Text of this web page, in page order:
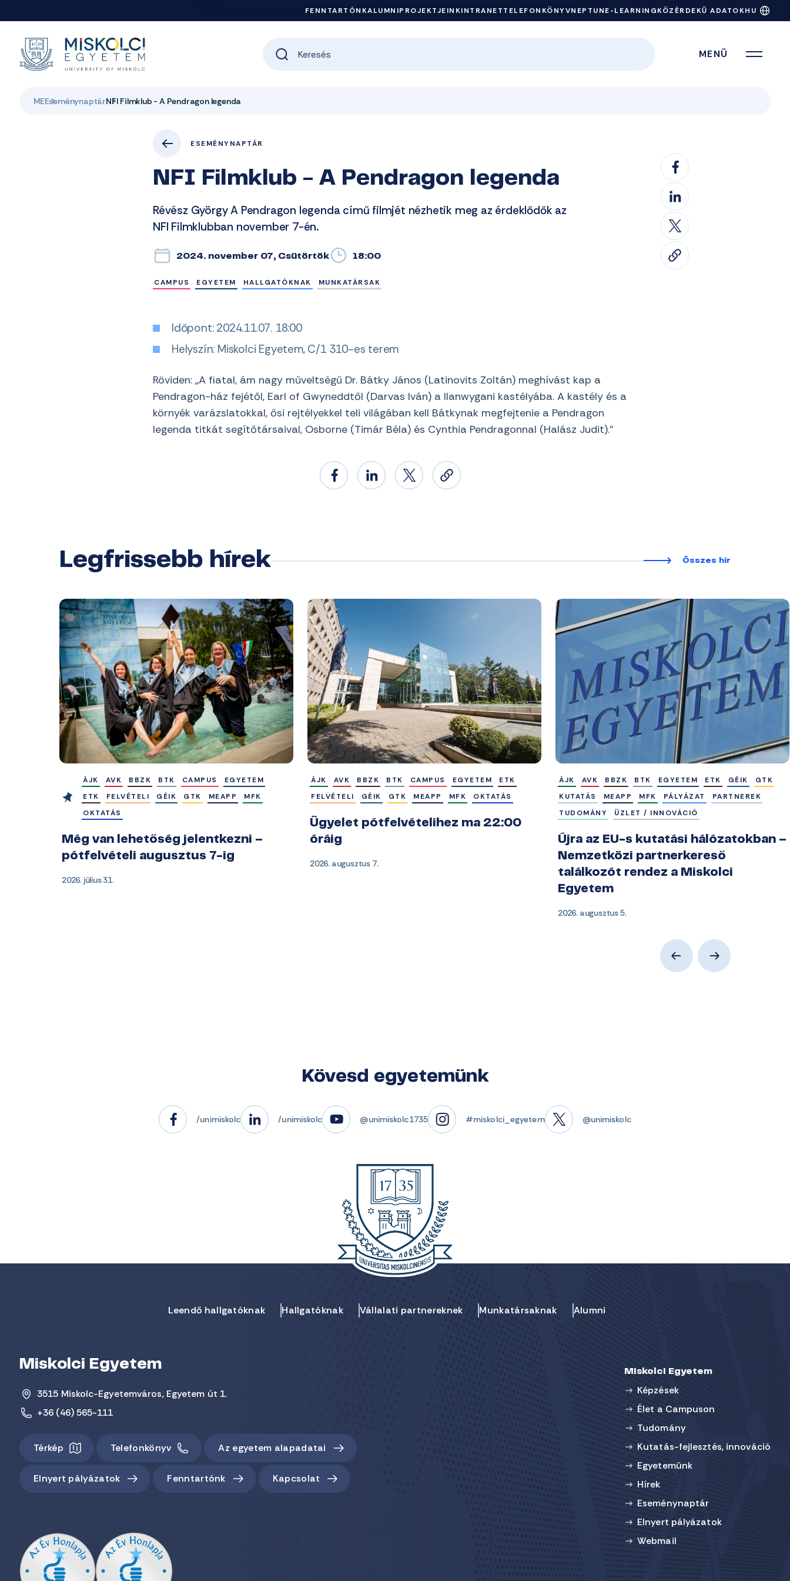
FENNTARTÓNKALUMNIPROJEKTJEINKINTRANETTELEFONKÖNYVNEPTUNE-LEARNINGKÖZÉRDEKŰ ADATOKHU
MENÜ
MEEseménynaptárNFI Filmklub - A Pendragon legenda
ESEMÉNYNAPTÁR
NFI Filmklub - A Pendragon legenda
Révész György A Pendragon legenda című filmjét nézhetik meg az érdeklődők az
NFI Filmklubban november 7-én.
2024. november 07, Csütörtök 18:00
CAMPUS EGYETEM HALLGATÓKNAK MUNKATÁRSAK
Időpont: 2024.11.07. 18:00
Helyszín: Miskolci Egyetem, C/1 310-es terem
Röviden: „A fiatal, ám nagy műveltségű Dr. Bátky János (Latinovits Zoltán) meghívást kap a
Pendragon-ház fejétől, Earl of Gwyneddtől (Darvas Iván) a llanwygani kastélyába. A kastély és a
környék varázslatokkal, ősi rejtélyekkel teli világában kell Bátkynak megfejtenie a Pendragon
legenda titkát segítőtársaival, Osborne (Timár Béla) és Cynthia Pendragonnal (Halász Judit).”
Legfrissebb hírek Összes hír
ÁJK AVK BBZK BTK CAMPUS
EGYETEM
ETK
FELVÉTELI GÉIK GTK MEAPP
MFK
OKTATÁS
Még van lehetőség jelentkezni –
pótfelvételi augusztus 7-ig
2026. július 31.
ÁJK AVK BBZK BTK CAMPUS EGYETEM
ETK
FELVÉTELI
GÉIK GTK MEAPP MFK OKTATÁS
Ügyelet pótfelvételihez ma 22:00
óráig
2026. augusztus 7.
ÁJK AVK BBZK BTK EGYETEM ETK GÉIK
GTK
KUTATÁS
MEAPP MFK PÁLYÁZAT
PARTNEREK
TUDOMÁNY
ÜZLET / INNOVÁCIÓ
Újra az EU-s kutatási hálózatokban –
Nemzetközi partnerkereső
találkozót rendez a Miskolci
Egyetem
2026. augusztus 5.
Kövesd egyetemünk
/unimiskolc /unimiskolc @unimiskolc1735 #miskolci_egyetem @unimiskolc
Leendő hallgatóknak Hallgatóknak Vállalati partnereknek Munkatársaknak Alumni
Miskolci Egyetem
3515 Miskolc-Egyetemváros, Egyetem út 1.
+36 (46) 565-111
Térkép Telefonkönyv Az egyetem alapadatai
Elnyert pályázatok Fenntartónk Kapcsolat
Miskolci Egyetem
Képzések
Élet a Campuson
Tudomány
Kutatás-fejlesztés, innováció
Egyetemünk
Hírek
Eseménynaptár
Elnyert pályázatok
Webmail